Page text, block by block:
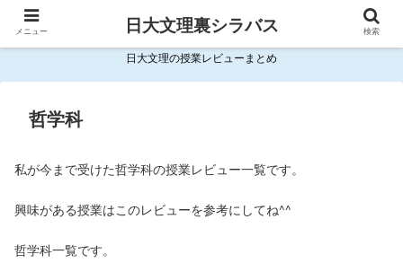
日大文理の授業レビューまとめ
哲学科
私が今まで受けた哲学科の授業レビュー一覧です。
興味がある授業はこのレビューを参考にしてね^^
哲学科一覧です。
メニュー 日大文理裏シラバス 検索